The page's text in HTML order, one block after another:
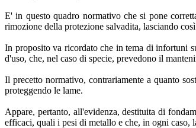
E' in questo quadro normativo che si pone
rimozione della protezione salvadita, lasciando
In proposito va ricordato che in tema di infortuni
d'uso, che, nel caso di specie, prevedono il
Il precetto normativo, contrariamente a quanto
proteggendo le lame.
Appare, pertanto, all'evidenza, destituita di
efficaci, quali i pesi di metallo e che, in ogni caso,